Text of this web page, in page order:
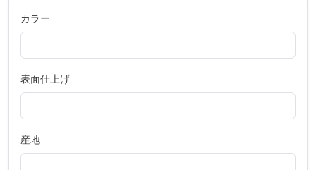
カラー
表面仕上げ
産地